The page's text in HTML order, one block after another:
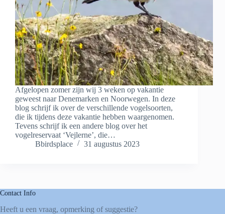
Afgelopen zomer zijn wij 3 weken op vakantie
geweest naar Denemarken en Noorwegen. In deze
blog schrijf ik over de verschillende vogelsoorten,
die ik tijdens deze vakantie hebben waargenomen.
Tevens schrijf ik een andere blog over het
vogelreservaat ‘Vejlerne’, die…
Bbirdsplace
31 augustus 2023
Contact Info
Heeft u een vraag, opmerking of suggestie?